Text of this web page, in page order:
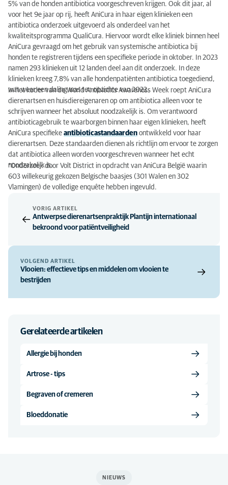
5% van de honden antibiotica voorgeschreven krijgen. Ook dit jaar, al
voor het 9e jaar op rij, heeft AniCura in haar eigen klinieken een
antibiotica onderzoek uitgevoerd als onderdeel van het
kwaliteitsprogramma QualiCura. Hiervoor wordt elke kliniek binnen heel
AniCura gevraagd om het gebruik van systemische antibiotica bij
honden te registreren tijdens een specifieke periode in oktober. In 2023
namen 293 klinieken uit 12 landen deel aan dit onderzoek. In deze
klinieken kreeg 7,8% van alle hondenpatiënten antibiotica toegediend,
wat weer een daling was ten opzichte van 2022.
In het kader van de World Antibiotics Awareness Week roept AniCura
dierenartsen en huisdiereigenaren op om antibiotica alleen voor te
schrijven wanneer het absoluut noodzakelijk is. Om verantwoord
antibioticagebruik te waarborgen binnen haar eigen klinieken, heeft
AniCura specifieke antibioticastandaarden ontwikkeld voor haar
dierenartsen. Deze standaarden dienen als richtlijn om ervoor te zorgen
dat antibiotica alleen worden voorgeschreven wanneer het echt
noodzakelijk is.
*Onderzoek door Volt District in opdracht van AniCura België waarin
603 willekeurig gekozen Belgische baasjes (301 Walen en 302
Vlamingen) de volledige enquête hebben ingevuld.
VORIG ARTIKEL
Antwerpse dierenartsenpraktijk Plantijn internationaal
bekroond voor patiëntveiligheid
VOLGEND ARTIKEL
Vlooien: effectieve tips en middelen om vlooien te
bestrijden
Gerelateerde artikelen
Allergie bij honden
Artrose - tips
Begraven of cremeren
Bloeddonatie
NIEUWS